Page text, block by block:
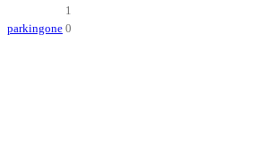
parkingone